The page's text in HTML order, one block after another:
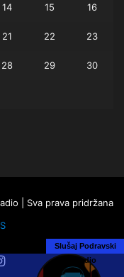
14 15 16
21 22 23
28 29 30
| Sva prava pridržana
Instagram
Slušaj Podravski
Radio